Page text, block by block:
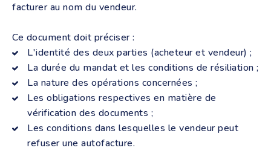
facturer au nom du vendeur.
Ce document doit préciser :
L'identité des deux parties (acheteur et vendeur) ;
La durée du mandat et les conditions de résiliation ;
La nature des opérations concernées ;
Les obligations respectives en matière de
vérification des documents ;
Les conditions dans lesquelles le vendeur peut
refuser une autofacture.